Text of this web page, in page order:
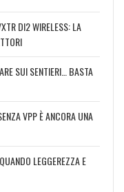
DI2 WIRELESS: LA
SUI SENTIERI… BASTA
VPP È ANCORA UNA
LEGGEREZZA E